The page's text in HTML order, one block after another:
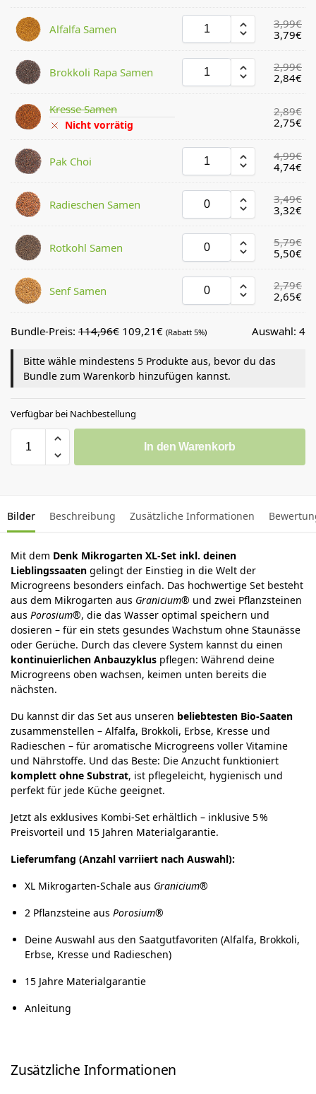
Alfalfa Samen 3,99€
3,79€
Brokkoli Rapa Samen 2,99€
2,84€
Kresse Samen
Nicht vorrätig
2,89€
2,75€
Pak Choi 4,99€
4,74€
Radieschen Samen 3,49€
3,32€
Rotkohl Samen 5,79€
5,50€
Senf Samen 2,79€
2,65€
Bundle-Preis: 114,96€ 109,21€ (Rabatt 5%) Auswahl: 4
Bitte wähle mindestens 5 Produkte aus, bevor du das
Bundle zum Warenkorb hinzufügen kannst.
Verfügbar bei Nachbestellung
In den Warenkorb
Bilder Beschreibung Zusätzliche Informationen
Mit dem Denk Mikrogarten XL-Set inkl. deinen
Lieblingssaaten gelingt der Einstieg in die Welt der
Microgreens besonders einfach. Das hochwertige Set besteht
aus dem Mikrogarten aus Granicium® und zwei Pflanzsteinen
aus Porosium®, die das Wasser optimal speichern und
dosieren – für ein stets gesundes Wachstum ohne Staunässe
oder Gerüche. Durch das clevere System kannst du einen
kontinuierlichen Anbauzyklus pflegen: Während deine
Microgreens oben wachsen, keimen unten bereits die
nächsten.
Du kannst dir das Set aus unseren beliebtesten Bio-Saaten
zusammenstellen – Alfalfa, Brokkoli, Erbse, Kresse und
Radieschen – für aromatische Microgreens voller Vitamine
und Nährstoffe. Und das Beste: Die Anzucht funktioniert
komplett ohne Substrat, ist pflegeleicht, hygienisch und
perfekt für jede Küche geeignet.
Jetzt als exklusives Kombi-Set erhältlich – inklusive 5 %
Preisvorteil und 15 Jahren Materialgarantie.
Lieferumfang (Anzahl varriiert nach Auswahl):
XL Mikrogarten-Schale aus Granicium®
2 Pflanzsteine aus Porosium®
Deine Auswahl aus den Saatgutfavoriten (Alfalfa, Brokkoli,
Erbse, Kresse und Radieschen)
15 Jahre Materialgarantie
Anleitung
Zusätzliche Informationen